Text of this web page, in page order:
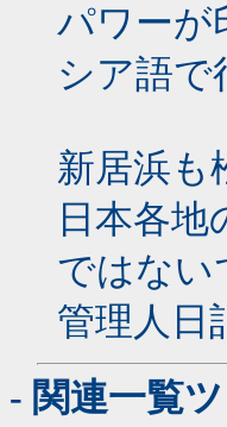
パワーが
シア語で
新居浜も
日本各
ではない
管理人日
- 関連一覧